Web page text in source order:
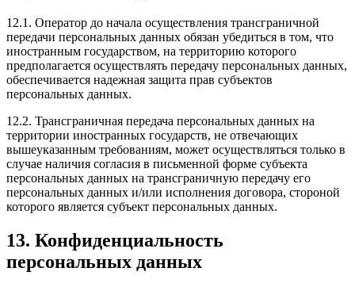
12.1. Оператор до начала осуществления трансграничной
передачи персональных данных обязан убедиться в том, что
иностранным государством, на территорию которого
предполагается осуществлять передачу персональных данных,
обеспечивается надежная защита прав субъектов
персональных данных.
12.2. Трансграничная передача персональных данных на
территории иностранных государств, не отвечающих
вышеуказанным требованиям, может осуществляться только в
случае наличия согласия в письменной форме субъекта
персональных данных на трансграничную передачу его
персональных данных и/или исполнения договора, стороной
которого является субъект персональных данных.
13. Конфиденциальность
персональных данных